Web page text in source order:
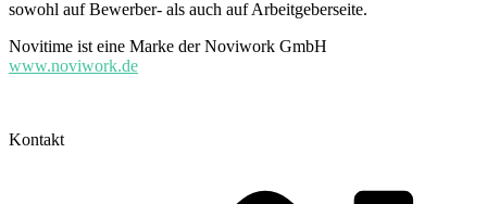
sowohl auf Bewerber- als auch auf Arbeitgeberseite.
Novitime ist eine Marke der Noviwork GmbH
www.noviwork.de
Kontakt